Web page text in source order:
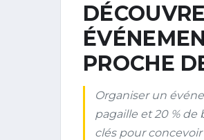
PROCHE
Organiser un
pagaille et 20 %
clés pour